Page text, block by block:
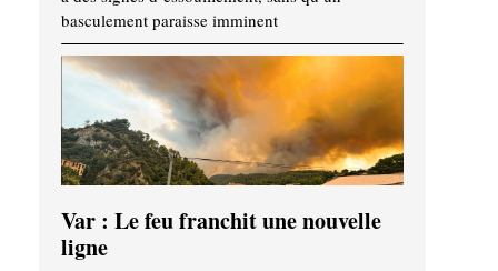
basculement paraisse imminent
Var : Le feu franchit une nouvelle
ligne